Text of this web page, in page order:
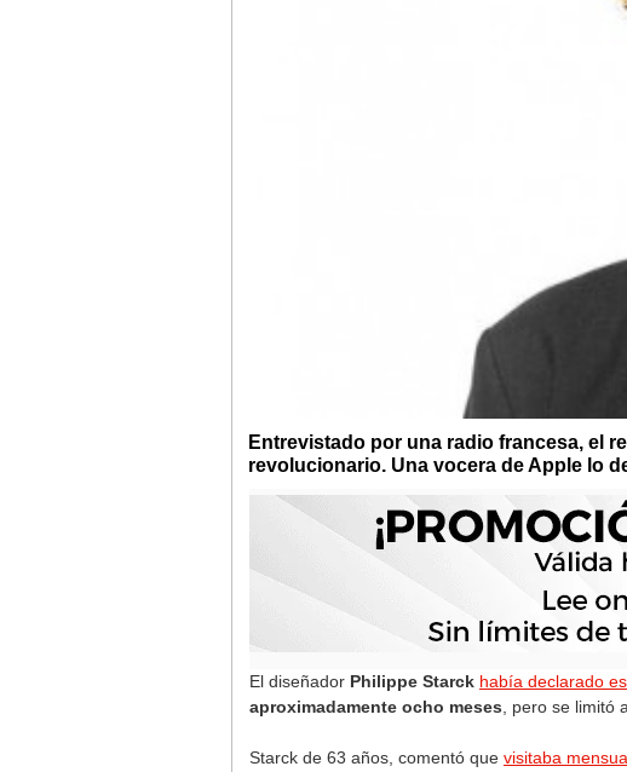
Entrevistado por una radio francesa, el
revolucionario. Una vocera de Apple lo
El diseñador Philippe Starck había declarado
aproximadamente ocho meses , pero se
Starck de 63 años, comentó que visitaba